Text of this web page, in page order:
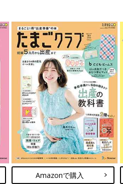
Amazonで購入